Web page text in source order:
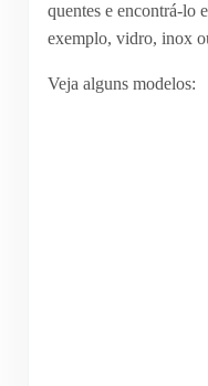
quentes e encontrá-lo
exemplo, vidro, inox
Veja alguns modelos: